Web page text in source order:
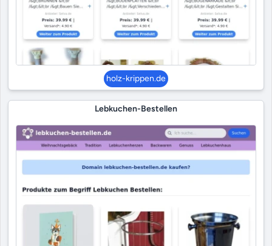
holz-krippen.de
Lebkuchen-Bestellen